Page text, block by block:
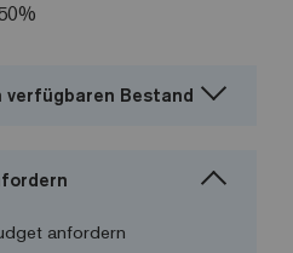
verfügbaren Bestand
anfordern